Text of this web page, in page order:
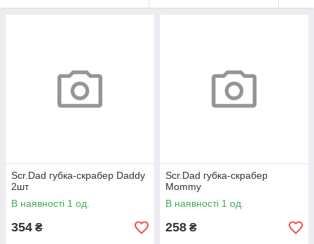
Scr.Dad губка-скрабер Daddy
2шт
В наявності 1 од.
354 ₴
Scr.Dad губка-скрабер
Mommy
В наявності 1 од.
258 ₴